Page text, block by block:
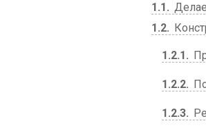
1.1
1.2
1.2.1
1.2.2
1.2.3